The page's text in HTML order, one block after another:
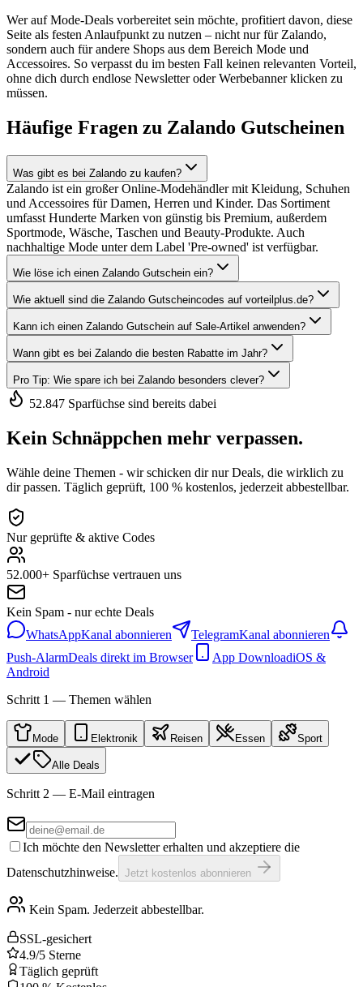
Wer auf Mode-Deals vorbereitet sein möchte, profitiert davon, diese
Seite als festen Anlaufpunkt zu nutzen – nicht nur für Zalando,
sondern auch für andere Shops aus dem Bereich Mode und
Accessoires. So verpasst du im besten Fall keinen relevanten Vorteil,
ohne dich durch endlose Newsletter oder Werbebanner klicken zu
müssen.
Häufige Fragen zu Zalando Gutscheinen
Was gibt es bei Zalando zu kaufen?
Zalando ist ein großer Online-Modehändler mit Kleidung, Schuhen
und Accessoires für Damen, Herren und Kinder. Das Sortiment
umfasst Hunderte Marken von günstig bis Premium, außerdem
Sportmode, Wäsche, Taschen und Beauty-Produkte. Auch
nachhaltige Mode unter dem Label 'Pre-owned' ist verfügbar.
Wie löse ich einen Zalando Gutschein ein?
Wie aktuell sind die Zalando Gutscheincodes auf vorteilplus.de?
Kann ich einen Zalando Gutschein auf Sale-Artikel anwenden?
Wann gibt es bei Zalando die besten Rabatte im Jahr?
Pro Tip: Wie spare ich bei Zalando besonders clever?
52.847 Sparfüchse sind bereits dabei
Kein Schnäppchen mehr verpassen.
Wähle deine Themen - wir schicken dir nur Deals, die wirklich zu
dir passen. Täglich geprüft, 100 % kostenlos, jederzeit abbestellbar.
Nur geprüfte & aktive Codes
52.000+ Sparfüchse vertrauen uns
Kein Spam - nur echte Deals
WhatsAppKanal abonnieren TelegramKanal abonnieren
Push-AlarmDeals direkt im Browser App DownloadiOS &
Android
Schritt 1 — Themen wählen
Mode Elektronik Reisen Essen Sport
Alle Deals
Schritt 2 — E-Mail eintragen
Ich möchte den Newsletter erhalten und akzeptiere die
Datenschutzhinweise. Jetzt kostenlos abonnieren
Kein Spam. Jederzeit abbestellbar.
SSL-gesichert
4.9/5 Sterne
Täglich geprüft